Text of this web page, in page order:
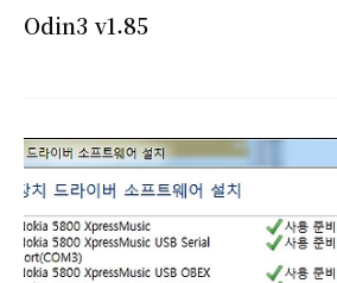
Odin3 v1.85